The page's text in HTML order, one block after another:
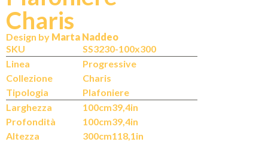
IT
Charis
Design by Marta Naddeo
SKU
SS3230-100x300
Linea
Progressive
Collezione
Charis
Tipologia
Plafoniere
Larghezza
100cm39,4in
Profondità
100cm39,4in
Altezza
300cm118,1in